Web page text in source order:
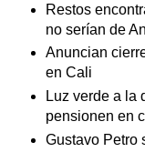
Restos
no serían de
Anuncian
en Cali
Luz verde a la
pensionen en
Gustavo Petro